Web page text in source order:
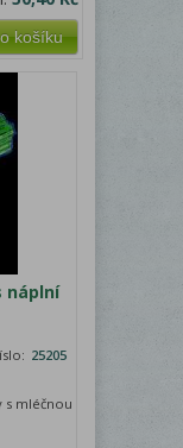
košíku
náplní
25205
s mléčnou